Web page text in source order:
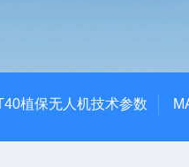
植保无人机技术参数